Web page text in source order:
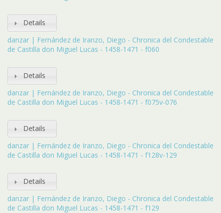
Details
danzar | Fernández de Iranzo, Diego - Chronica del Condestable
de Castilla don Miguel Lucas - 1458-1471 - f060
Details
danzar | Fernández de Iranzo, Diego - Chronica del Condestable
de Castilla don Miguel Lucas - 1458-1471 - f075v-076
Details
danzar | Fernández de Iranzo, Diego - Chronica del Condestable
de Castilla don Miguel Lucas - 1458-1471 - f128v-129
Details
danzar | Fernández de Iranzo, Diego - Chronica del Condestable
de Castilla don Miguel Lucas - 1458-1471 - f129